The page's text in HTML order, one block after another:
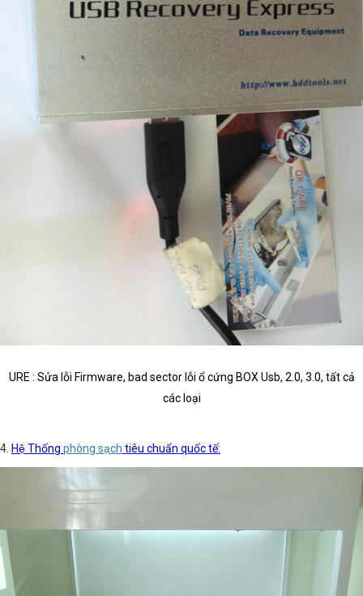
URE : Sửa lỗi Firmware, bad sector lỗi ổ cứng BOX Usb, 2.0, 3.0, tất cả
các loại
4. Hệ Thống phòng sạch tiêu chuẩn quốc tế: